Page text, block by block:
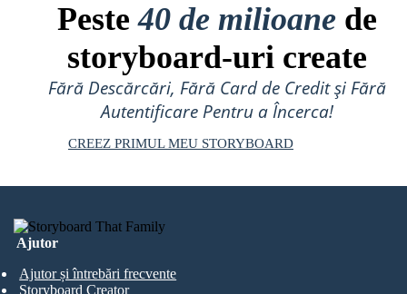
Peste40 de milioane de
storyboard-uri create
Fără Descărcări, Fără Card de Credit și Fără
Autentificare Pentru a Încerca!
CREEZ PRIMUL MEU STORYBOARD
Ajutor
Ajutor și întrebări frecvente
Storyboard Creator